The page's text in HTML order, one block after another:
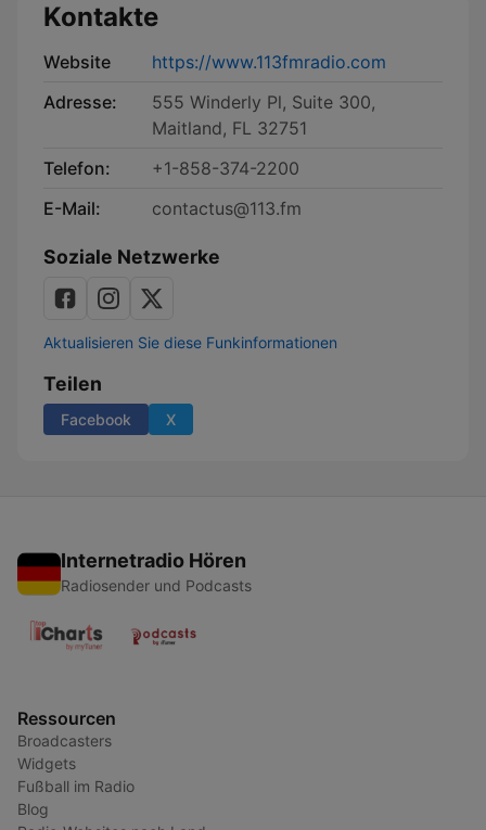
Kontakte
Website
https://www.113fmradio.com
Adresse:
555 Winderly Pl, Suite 300,
Maitland, FL 32751
Telefon:
+1-858-374-2200
E-Mail:
contactus@113.fm
Soziale Netzwerke
Aktualisieren Sie diese Funkinformationen
Teilen
Facebook X
Internetradio Hören
Radiosender und Podcasts
Ressourcen
Broadcasters
Widgets
Fußball im Radio
Blog